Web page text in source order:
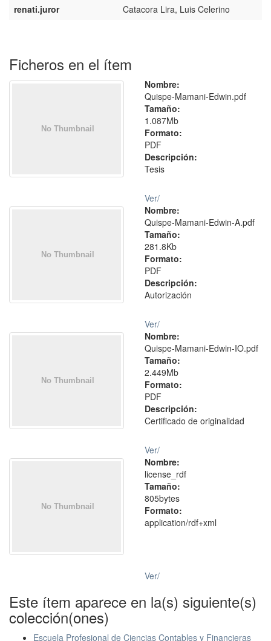
renati.juror
Catacora Lira, Luis Celerino
Ficheros en el ítem
Nombre:
Quispe-Mamani-Edwin.pdf
Tamaño:
1.087Mb
Formato:
PDF
Descripción:
Tesis
Ver/
Nombre:
Quispe-Mamani-Edwin-A.pdf
Tamaño:
281.8Kb
Formato:
PDF
Descripción:
Autorización
Ver/
Nombre:
Quispe-Mamani-Edwin-IO.pdf
Tamaño:
2.449Mb
Formato:
PDF
Descripción:
Certificado de originalidad
Ver/
Nombre:
license_rdf
Tamaño:
805bytes
Formato:
application/rdf+xml
Ver/
Este ítem aparece en la(s) siguiente(s)
colección(ones)
Escuela Profesional de Ciencias Contables y Financieras